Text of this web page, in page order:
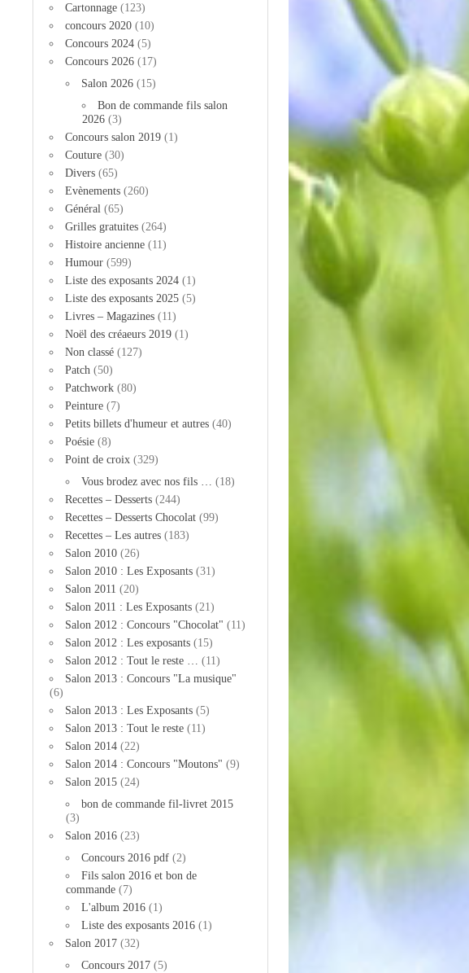
Cartonnage (123)
concours 2020 (10)
Concours 2024 (5)
Concours 2026 (17)
Salon 2026 (15)
Bon de commande fils salon
2026 (3)
Concours salon 2019 (1)
Couture (30)
Divers (65)
Evènements (260)
Général (65)
Grilles gratuites (264)
Histoire ancienne (11)
Humour (599)
Liste des exposants 2024 (1)
Liste des exposants 2025 (5)
Livres – Magazines (11)
Noël des créaeurs 2019 (1)
Non classé (127)
Patch (50)
Patchwork (80)
Peinture (7)
Petits billets d'humeur et autres (40)
Poésie (8)
Point de croix (329)
Vous brodez avec nos fils …
(18)
Recettes – Desserts (244)
Recettes – Desserts Chocolat (99)
Recettes – Les autres (183)
Salon 2010 (26)
Salon 2010 : Les Exposants (31)
Salon 2011 (20)
Salon 2011 : Les Exposants (21)
Salon 2012 : Concours "Chocolat" (11)
Salon 2012 : Les exposants (15)
Salon 2012 : Tout le reste …
(11)
Salon 2013 : Concours "La musique"
(6)
Salon 2013 : Les Exposants (5)
Salon 2013 : Tout le reste (11)
Salon 2014 (22)
Salon 2014 : Concours "Moutons" (9)
Salon 2015 (24)
bon de commande fil-livret 2015
(3)
Salon 2016 (23)
Concours 2016 pdf (2)
Fils salon 2016 et bon de
commande (7)
L'album 2016 (1)
Liste des exposants 2016 (1)
Salon 2017 (32)
Concours 2017 (5)